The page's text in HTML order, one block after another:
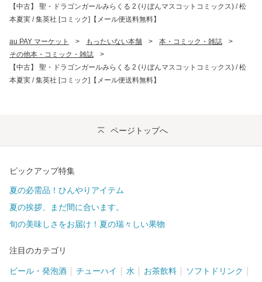
【中古】 聖・ドラゴンガールみらくる 2 (りぼんマスコットコミックス) / 松
本夏実 / 集英社 [コミック]【メール便送料無料】
au PAY マーケット > もったいない本舗 > 本・コミック・雑誌
>
その他本・コミック・雑誌
>
【中古】 聖・ドラゴンガールみらくる 2 (りぼんマスコットコミックス) / 松
本夏実 / 集英社 [コミック]【メール便送料無料】
ページトップへ
ピックアップ特集
夏の必需品！ひんやりアイテム
夏の挨拶、まだ間に合います。
旬の美味しさをお届け！夏の瑞々しい果物
注目のカテゴリ
ビール・発泡酒 チューハイ 水 お茶飲料 ソフトドリンク